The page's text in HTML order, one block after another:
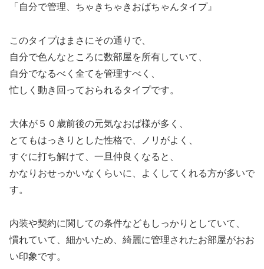
「自分で管理、ちゃきちゃきおばちゃんタイプ』
このタイプはまさにその通りで、
自分で色んなところに数部屋を所有していて、
自分でなるべく全てを管理すべく、
忙しく動き回っておられるタイプです。
大体が５０歳前後の元気なおば様が多く、
とてもはっきりとした性格で、ノリがよく、
すぐに打ち解けて、一旦仲良くなると、
かなりおせっかいなくらいに、よくしてくれる方が多いで
す。
内装や契約に関しての条件などもしっかりとしていて、
慣れていて、細かいため、綺麗に管理されたお部屋がおお
い印象です。